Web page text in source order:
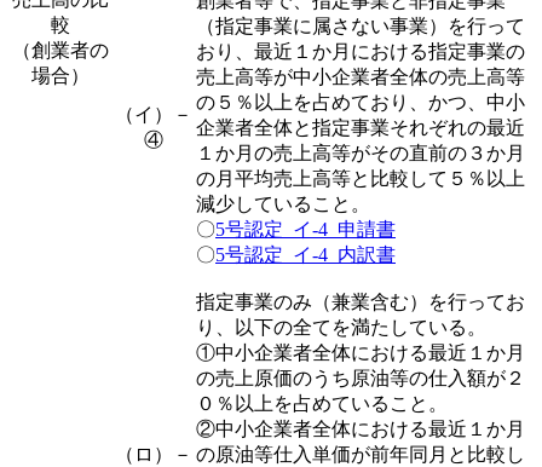
較
（創業者の
場合）
（イ）－
④
（指定事業に属さない事業）を行って
おり、最近１か月における指定事業の
売上高等が中小企業者全体の売上高等
の５％以上を占めており、かつ、中小
企業者全体と指定事業それぞれの最近
１か月の売上高等がその直前の３か月
の月平均売上高等と比較して５％以上
減少していること。
〇5号認定_イ-4_申請書
〇5号認定_イ-4_内訳書
（ロ）－
指定事業のみ（兼業含む）を行ってお
り、以下の全てを満たしている。
①中小企業者全体における最近１か月
の売上原価のうち原油等の仕入額が２
０％以上を占めていること。
②中小企業者全体における最近１か月
の原油等仕入単価が前年同月と比較し